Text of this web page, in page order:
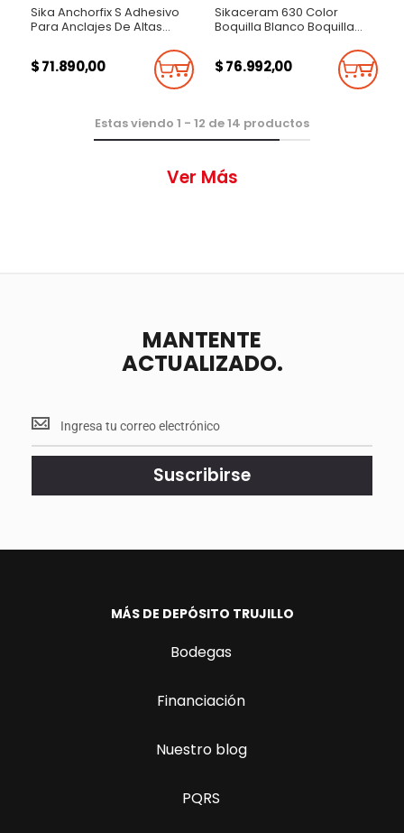
Sika Anchorfix S Adhesivo
Para Anclajes De Altas
X 5 Unidades
$ 71.890,00 Añadir Al Carrito
Sikaceram 630 Color
Boquilla Blanco Boquilla
Pisos Y Enchapes De Baja
Absorción 10Kg
$ 76.992,00
Estas viendo 1 - 12 de14 productos
Ver Más
MANTENTE
ACTUALIZADO.
Mantente
<br>
actualizado.
Suscribirse
MÁS DE DEPÓSITO TRUJILLO
Bodegas
Financiación
Nuestro blog
PQRS